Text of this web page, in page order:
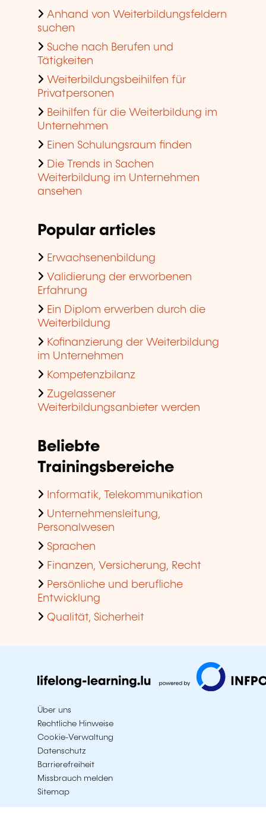
Anhand von Weiterbildungsfeldern
suchen
Suche nach Berufen und
Tätigkeiten
Weiterbildungsbeihilfen für
Privatpersonen
Beihilfen für die Weiterbildung im
Unternehmen
Einen Schulungsraum finden
Die Trends in Sachen
Weiterbildung im Unternehmen
ansehen
Popular articles
Erwachsenenbildung
Validierung der erworbenen
Erfahrung
Ein Diplom erwerben durch die
Weiterbildung
Kofinanzierung der Weiterbildung
im Unternehmen
Kompetenzbilanz
Zugelassener
Weiterbildungsanbieter werden
Beliebte
Trainingsbereiche
Informatik, Telekommunikation
Unternehmensleitung,
Personalwesen
Sprachen
Finanzen, Versicherung, Recht
Persönliche und berufliche
Entwicklung
Qualität, Sicherheit
Über uns
Rechtliche Hinweise
Cookie-Verwaltung
Datenschutz
Barrierefreiheit
Missbrauch melden
Sitemap